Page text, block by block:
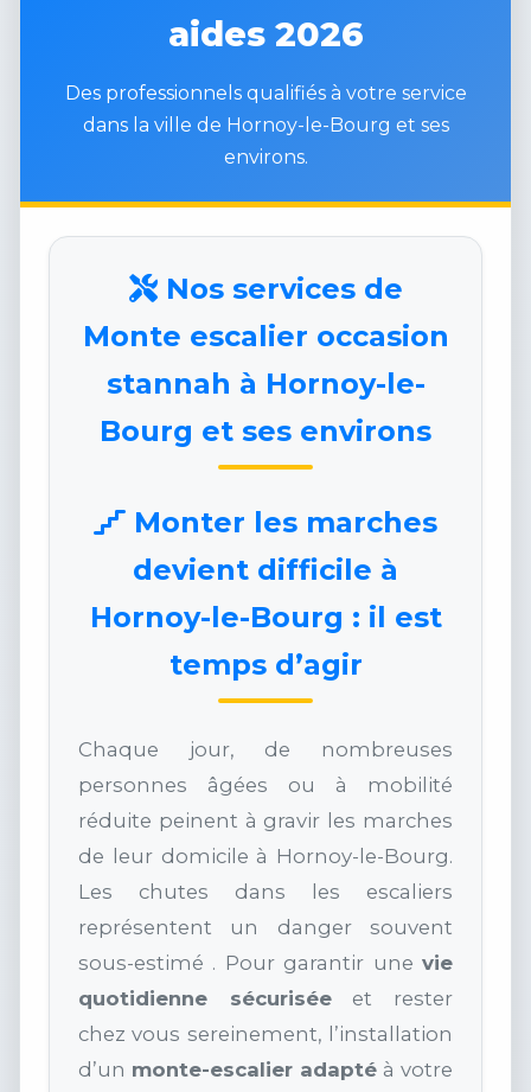
aides 2026
Des professionnels qualifiés à votre service
dans la ville de Hornoy-le-Bourg et ses
environs.
Nos services de
Monte escalier occasion
stannah à Hornoy-le-
Bourg et ses environs
Monter les marches
devient difficile à
Hornoy-le-Bourg : il est
temps d’agir
Chaque jour, de nombreuses
personnes âgées ou à mobilité
réduite peinent à gravir les marches
de leur domicile à Hornoy-le-Bourg.
Les chutes dans les escaliers
représentent un danger souvent
sous-estimé . Pour garantir une vie
quotidienne sécuriséeet rester
chez vous sereinement, l’installation
d’un monte-escalier adapté à votre